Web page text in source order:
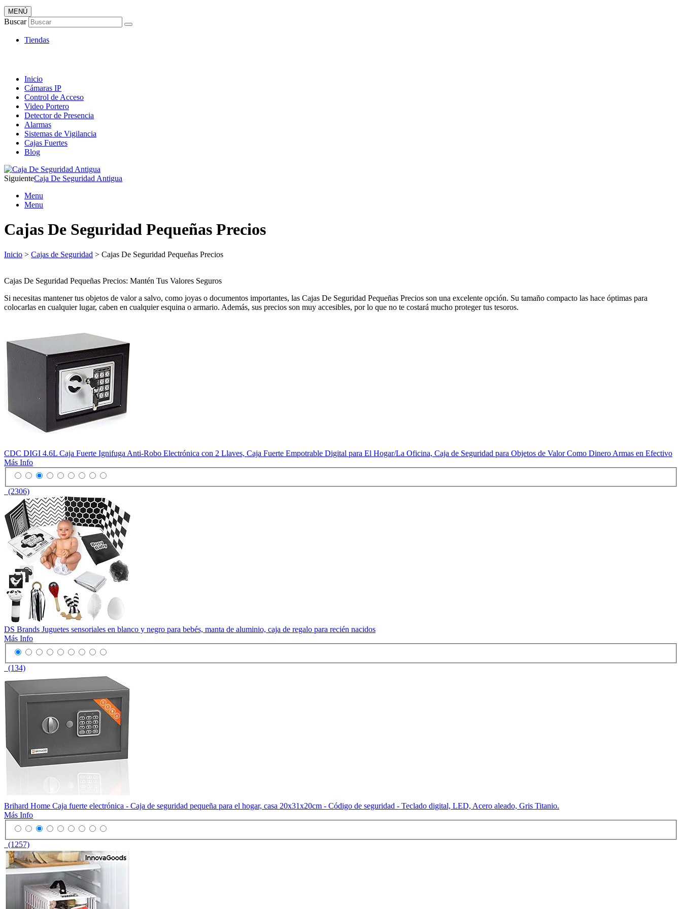
Artículos de Vigilancia
Envió 24/7!!!
MENÚ
Buscar
Tiendas
Inicio
Cámaras IP
Control de Acceso
Video Portero
Detector de Presencia
Alarmas
Sistemas de Vigilancia
Cajas Fuertes
Blog
SiguienteCaja De Seguridad Antigua
Menu
Menu
Cajas De Seguridad Pequeñas Precios
Inicio > Cajas de Seguridad > Cajas De Seguridad Pequeñas Precios
Cajas De Seguridad Pequeñas Precios: Mantén Tus Valores Seguros
Si necesitas mantener tus objetos de valor a salvo, como joyas o documentos importantes, las Cajas De Seguridad Pequeñas Precios son una excelente opción. Su tamaño compacto las hace óptimas para
colocarlas en cualquier lugar, caben en cualquier esquina o armario. Además, sus precios son muy accesibles, por lo que no te costará mucho proteger tus tesoros.
CDC DIGI 4.6L Caja Fuerte Ignifuga Anti-Robo Electrónica con 2 Llaves, Caja Fuerte Empotrable Digital para El Hogar/La Oficina, Caja de Seguridad para Objetos de Valor Como Dinero Armas en Efectivo
Más Info
(2306)
DS Brands Juguetes sensoriales en blanco y negro para bebés, manta de aluminio, caja de regalo para recién nacidos
Más Info
(134)
Brihard Home Caja fuerte electrónica - Caja de seguridad pequeña para el hogar, casa 20x31x20cm - Código de seguridad - Teclado digital, LED, Acero aleado, Gris Titanio.
Más Info
(1257)